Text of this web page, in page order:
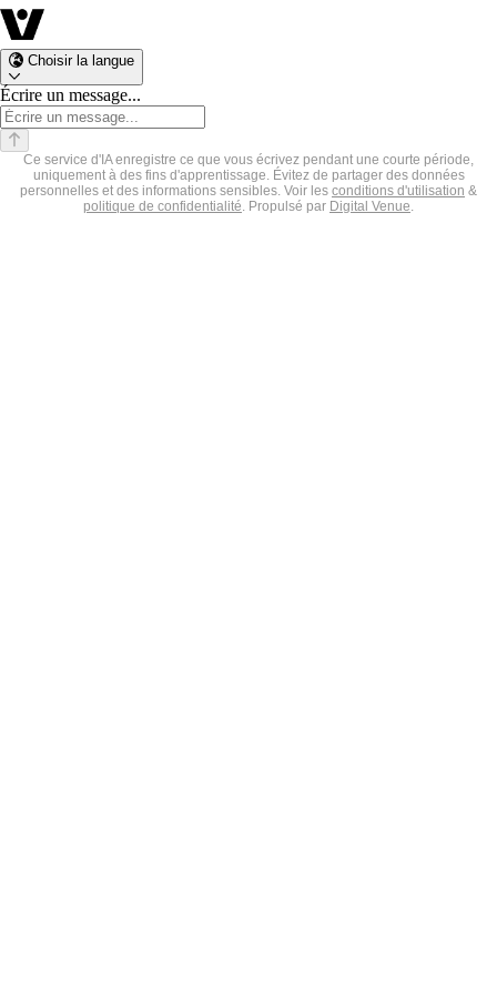
Choisir la langue
Écrire un message...
Ce service d'IA enregistre ce que vous écrivez pendant une courte période,
uniquement à des fins d'apprentissage. Évitez de partager des données
personnelles et des informations sensibles. Voir les conditions d'utilisation &
politique de confidentialité Propulsé par Digital Venue